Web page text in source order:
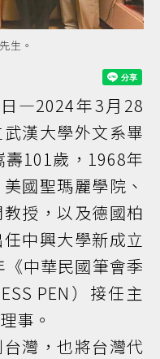
生。
—2024年3月28
漢大學外文系畢
101歲，1968年
國聖瑪麗學院、
授，以及德國柏
中興大學新成立
中華民國筆會季
PEN）接任主
事。
灣，也將台灣代